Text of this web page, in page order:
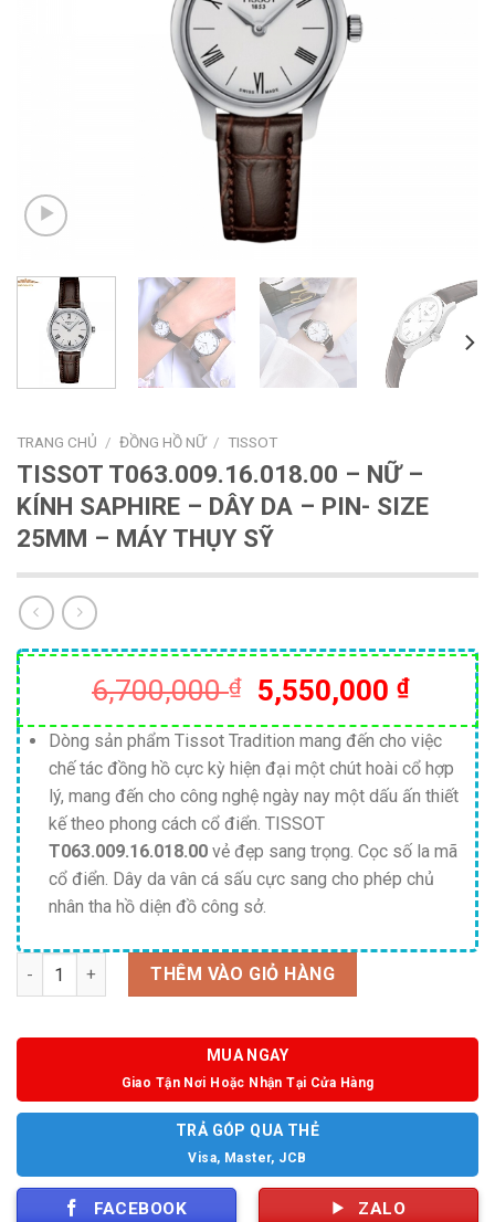
TRANG CHỦ / ĐỒNG HỒ NỮ / TISSOT
TISSOT T063.009.16.018.00 – NỮ –
KÍNH SAPHIRE – DÂY DA – PIN- SIZE
25MM – MÁY THỤY SỸ
6,700,000₫
Giá
gốc
là:
6,700,000 ₫.
5,550,000 ₫Giá
hiện
tại
là:
Dòng sản phẩm Tissot Tradition mang đến cho việc
chế tác đồng hồ cực kỳ hiện đại một chút hoài cổ hợp
lý, mang đến cho công nghệ ngày nay một dấu ấn thiết
kế theo phong cách cổ điển. TISSOT
T063.009.16.018.00vẻ đẹp sang trọng. Cọc số la mã
cổ điển. Dây da vân cá sấu cực sang cho phép chủ
nhân tha hồ diện đồ công sở.
Số lượng THÊM VÀO GIỎ HÀNG
MUA NGAY
Giao Tận Nơi Hoặc Nhận Tại Cửa Hàng
TRẢ GÓP QUA THẺ
Visa, Master, JCB
FACEBOOK ZALO